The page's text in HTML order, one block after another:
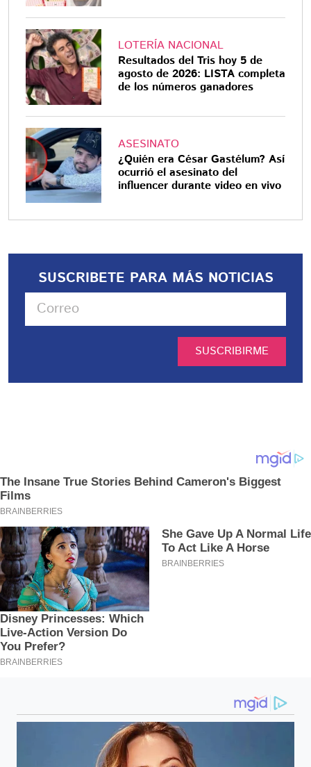
LOTERÍA NACIONAL
Resultados del Tris hoy 5 de
agosto de 2026: LISTA completa
de los números ganadores
ASESINATO
¿Quién era César Gastélum? Así
ocurrió el asesinato del
influencer durante video en vivo
SUSCRIBETE PARA MÁS NOTICIAS
SUSCRIBIRME